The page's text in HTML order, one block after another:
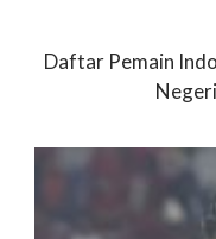
Daftar Pemain